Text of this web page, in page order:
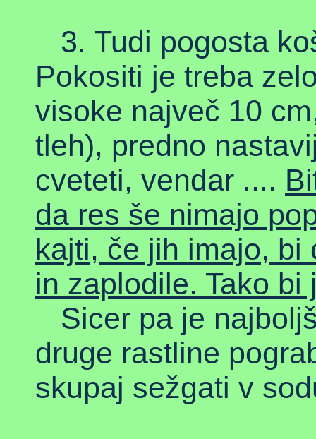
3. Tudi pogosta
Pokositi je treba
visoke največ 10
tleh), predno
cveteti, vendar ....
da res še nimajo
kajti, če jih imajo, bi
in zaplodile. Tako
Sicer pa je
druge rastline
skupaj sežgati v